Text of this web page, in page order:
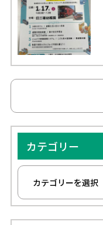
カテゴリー